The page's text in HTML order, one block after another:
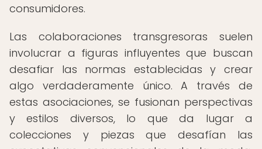
consumidores.
Las colaboraciones transgresoras suelen
involucrar a figuras influyentes que buscan
desafiar las normas establecidas y crear
algo verdaderamente único. A través de
estas asociaciones, se fusionan perspectivas
y estilos diversos, lo que da lugar a
colecciones y piezas que desafían las